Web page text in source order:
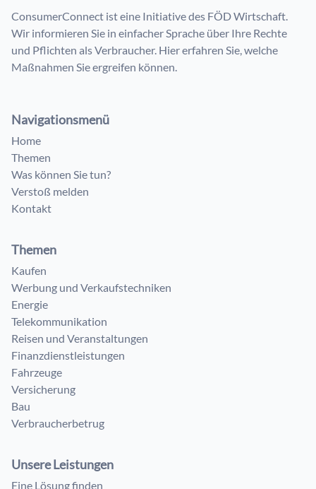
ConsumerConnect ist eine Initiative des FÖD Wirtschaft.
Wir informieren Sie in einfacher Sprache über Ihre Rechte
und Pflichten als Verbraucher. Hier erfahren Sie, welche
Maßnahmen Sie ergreifen können.
Navigationsmenü
Home
Themen
Was können Sie tun?
Verstoß melden
Kontakt
Themen
Kaufen
Werbung und Verkaufstechniken
Energie
Telekommunikation
Reisen und Veranstaltungen
Finanzdienstleistungen
Fahrzeuge
Versicherung
Bau
Verbraucherbetrug
Unsere Leistungen
Eine Lösung finden